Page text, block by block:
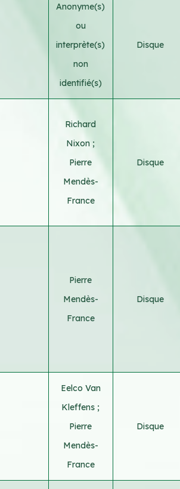
Anonyme(s)
ou
interprète(s)
non
identifié(s)
Disque
Richard
Nixon ;
Pierre
Mendès-
France
Disque
Pierre
Mendès-
France
Disque
Eelco Van
Kleffens ;
Pierre
Mendès-
France
Disque